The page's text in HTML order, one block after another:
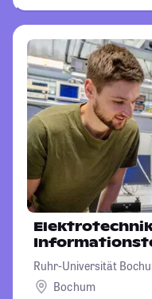
Ruhr-Universität
Bochum